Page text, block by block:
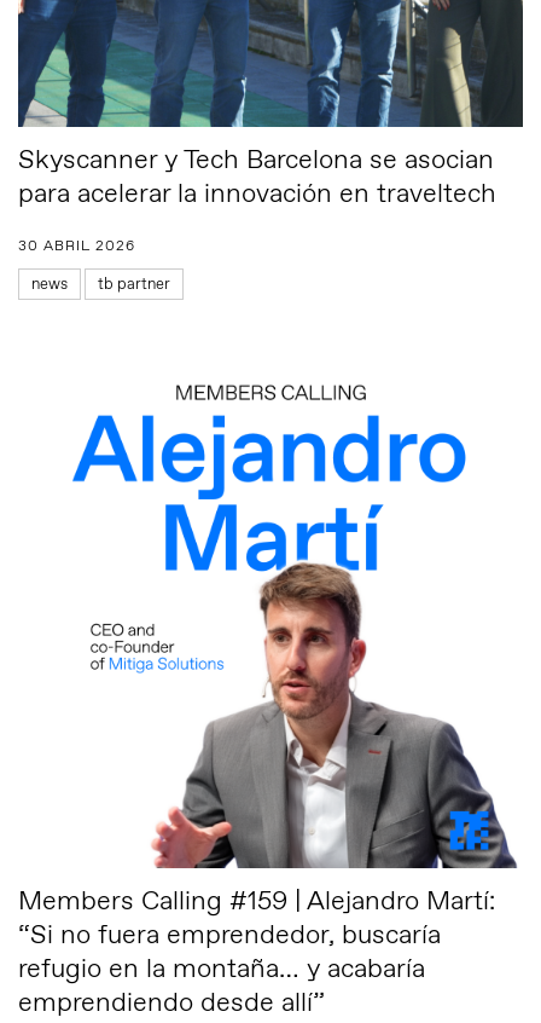
Skyscanner y Tech Barcelona se asocian
para acelerar la innovación en traveltech
30 ABRIL 2026
news tb partner
Members Calling #159 | Alejandro Martí:
“Si no fuera emprendedor, buscaría
refugio en la montaña… y acabaría
emprendiendo desde allí”